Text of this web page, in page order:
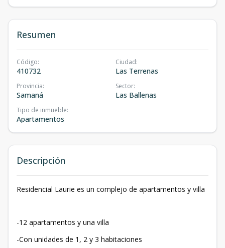
Resumen
Código:
410732
Ciudad:
Las Terrenas
Provincia:
Samaná
Sector:
Las Ballenas
Tipo de inmueble:
Apartamentos
Descripción
Residencial Laurie es un complejo de apartamentos y villa
-12 apartamentos y una villa
-Con unidades de 1, 2 y 3 habitaciones